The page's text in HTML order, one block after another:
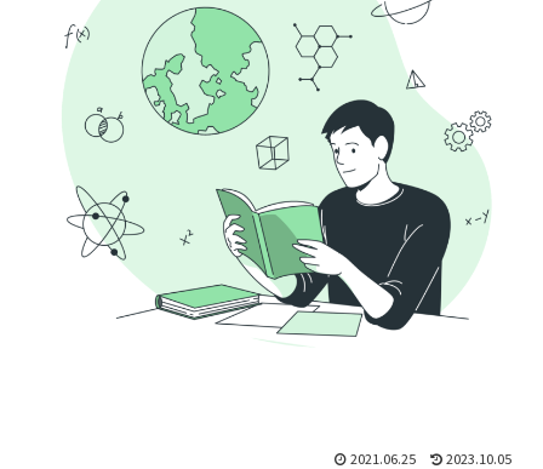
2021.06.25 2023.10.05